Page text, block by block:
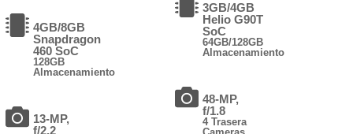
4GB/8GB
Snapdragon
460 SoC
128GB
Almacenamiento
13-MP,
f/2.2
3GB/4GB
Helio G90T
SoC
64GB/128GB
Almacenamiento
48-MP,
f/1.8
4 Trasera